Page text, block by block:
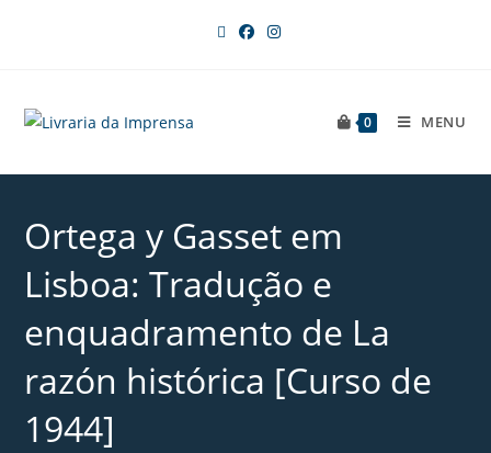
0 MENU
Ortega y Gasset em
Lisboa: Tradução e
enquadramento de La
razón histórica [Curso de
1944]